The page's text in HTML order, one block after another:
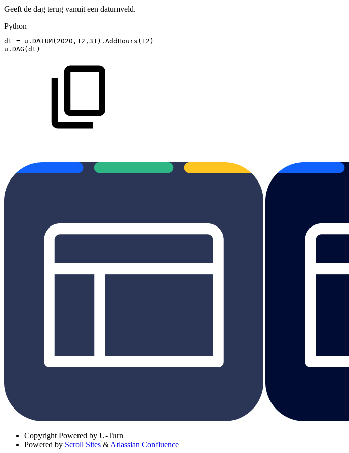
Geeft de dag terug vanuit een datumveld.
Python
dt = u . DATUM( 2020 , 12 , 31 ) . AddHours ( 12 )
u . DAG (dt )
Copyright Powered by U-Turn
Powered by Scroll Sites & Atlassian Confluence